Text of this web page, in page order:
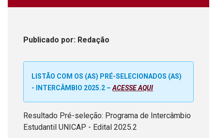
Publicado por: Redação
LISTÃO COM OS (AS) PRÉ-SELECIONADOS (AS)
- INTERCÂMBIO 2025.2 – ACESSE AQUI
Resultado Pré-seleção: Programa de Intercâmbio
Estudantil UNICAP - Edital 2025.2